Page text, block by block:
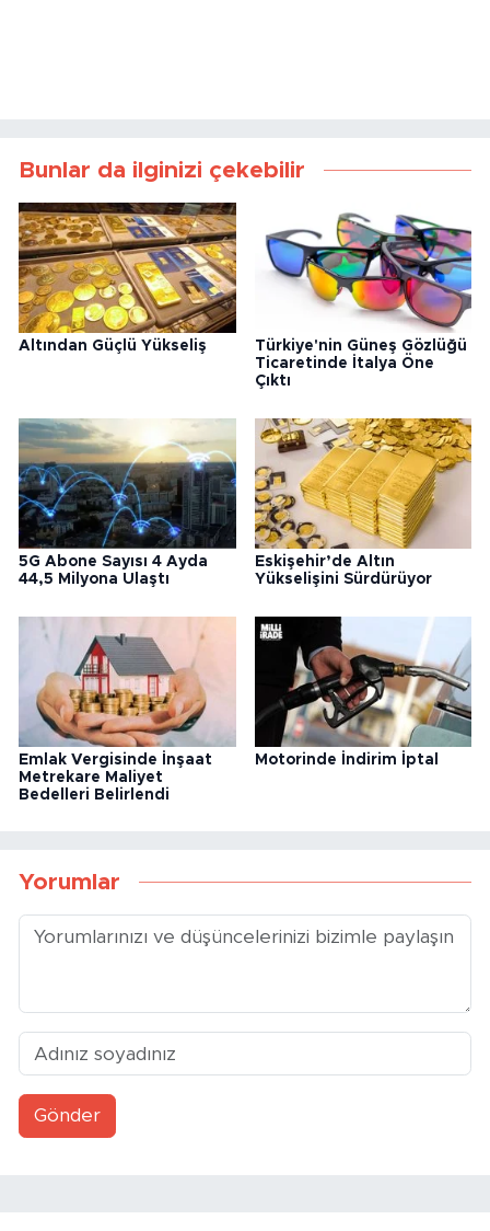
Bunlar da ilginizi çekebilir
Altından Güçlü Yükseliş
Türkiye'nin Güneş Gözlüğü
Ticaretinde İtalya Öne
Çıktı
5G Abone Sayısı 4 Ayda
44,5 Milyona Ulaştı
Eskişehir’de Altın
Yükselişini Sürdürüyor
Emlak Vergisinde İnşaat
Metrekare Maliyet
Bedelleri Belirlendi
Motorinde İndirim İptal
Yorumlar
Gönder